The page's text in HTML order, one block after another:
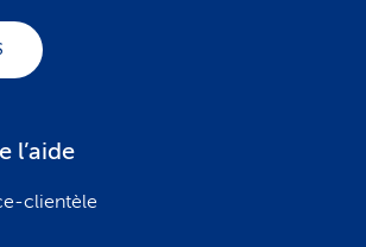
l’aide
clientèle